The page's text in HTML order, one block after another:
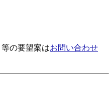
の要望案はお問い合わせ